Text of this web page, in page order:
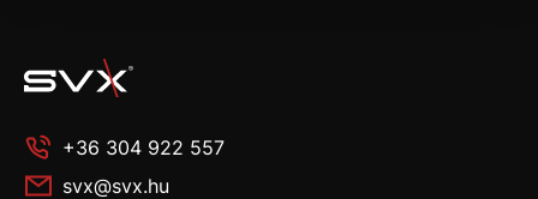
+36 304 922 557
svx@svx.hu